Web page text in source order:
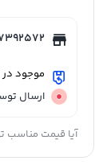
موجود در
ارسال
آیا قیمت مناسب